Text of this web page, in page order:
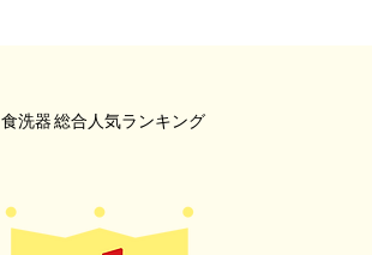
総合人気ランキング
食洗器